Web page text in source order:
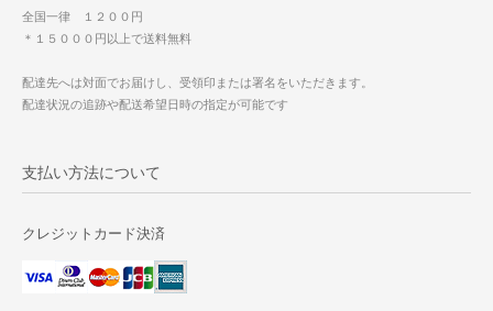
全国一律 １２００円
＊１５０００円以上で送料無料
配達先へは対面でお届けし、受領印または署名をいただきます。
配達状況の追跡や配送希望日時の指定が可能です
支払い方法について
クレジットカード決済